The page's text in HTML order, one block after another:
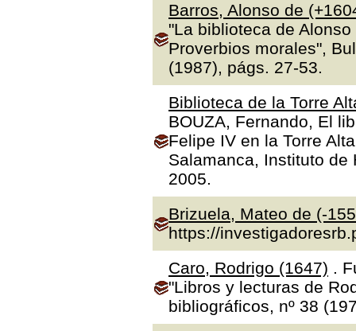
Barros, Alonso de
"La biblioteca de
Proverbios morales",
(1987), págs. 27-53.
Biblioteca de la Torre
BOUZA, Fernando, El
Felipe IV en la Torre
Salamanca, Instituto de
2005.
Brizuela, Mateo de (-
https://
Caro, Rodrigo (1647) .
"Libros y lecturas de
bibliográficos, nº 38